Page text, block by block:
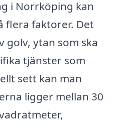
i Norrköping kan
flera faktorer. Det
golv, ytan som ska
tjänster som
sett kan man
ligger mellan 30